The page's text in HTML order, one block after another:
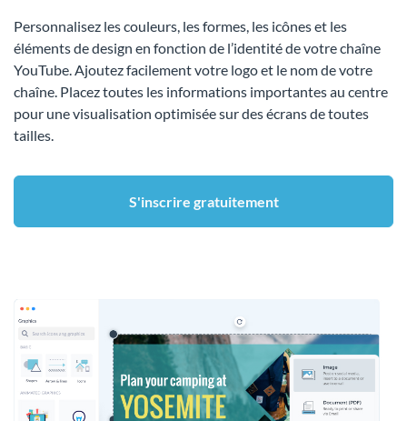
Personnalisez les couleurs, les formes, les icônes et les
éléments de design en fonction de l’identité de votre chaîne
YouTube. Ajoutez facilement votre logo et le nom de votre
chaîne. Placez toutes les informations importantes au centre
pour une visualisation optimisée sur des écrans de toutes
tailles.
S'inscrire gratuitement